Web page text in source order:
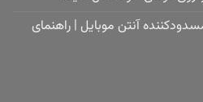
آنتن موبایل | راهنمای